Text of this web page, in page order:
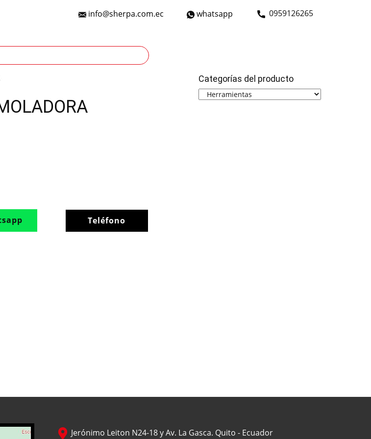
​0959126265
info@sherpa.com.ec
whatsapp
Teléfono
Categorías del producto
Jerónimo Leiton N24-18 y Av. La Gasca. Quito - Ecuador